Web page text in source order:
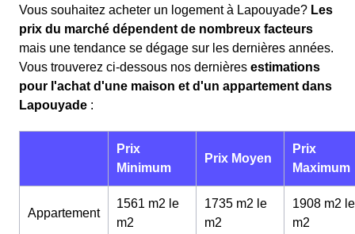
Vous souhaitez acheter un logement à Lapouyade? Les
prix du marché dépendent de nombreux facteurs
mais une tendance se dégage sur les dernières années.
Vous trouverez ci-dessous nos dernières estimations
pour l'achat d'une maison et d'un appartement dans
Lapouyade :
Prix
Minimum
Prix Moyen
Prix
Maximum
Appartement
1561 m2 le
m2
1735 m2 le
m2
1908 m2 le
m2